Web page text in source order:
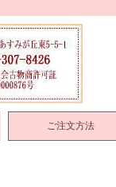
ご注文方法